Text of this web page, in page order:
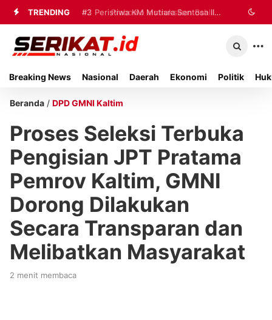
TRENDING #2 Prabowo Instruksikan Bahlil
Percepat Penanganan Pemadaman
#3 Peristiwa KM Mutiara Sentosa II
Jadi Sorotan Nasional, Pemkab
Breaking News Nasional Daerah Ekonomi Politik
Beranda / DPD GMNI Kaltim
Proses Seleksi Terbuka
Pengisian JPT Pratama
Pemrov Kaltim, GMNI
Dorong Dilakukan
Secara Transparan dan
Melibatkan Masyarakat
2 menit membaca